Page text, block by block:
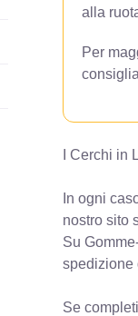
alla
Per
I Cerchi in
In ogni
nostro sito
Su
spedizione
Se